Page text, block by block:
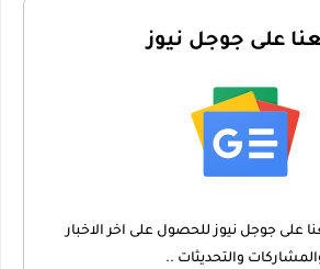
على جوجل نيوز
على جوجل نيوز للحصول على اخر الاخبار
والتحديثات ..